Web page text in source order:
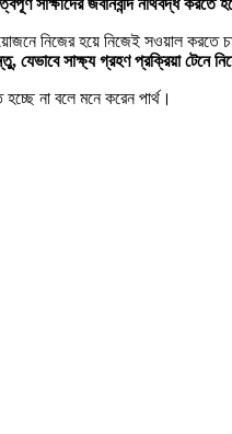
সাক্ষীদের জবানবন্দি নথিবদ্ধ করতে
নিজের হয়ে নিজেই সওয়াল করতে
সাক্ষ্য গ্রহণ প্রক্রিয়া টেনে
না বলে মনে করেন পার্থ।